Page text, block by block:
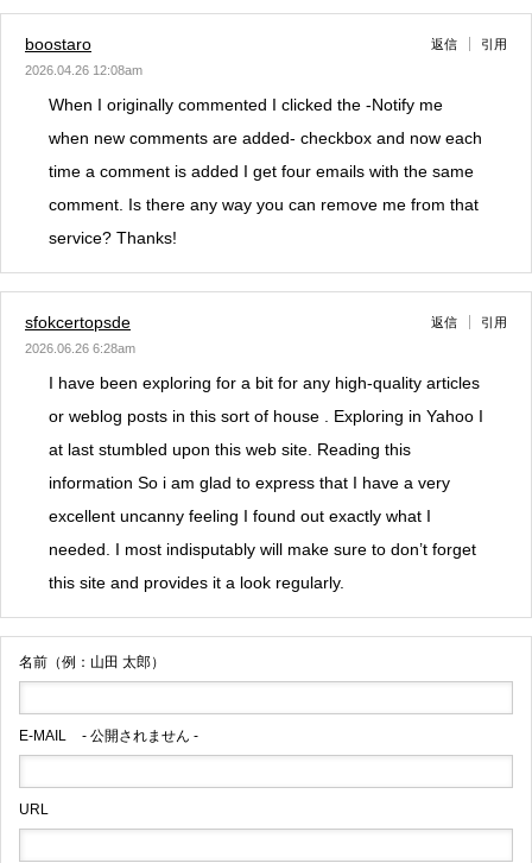
boostaro
2026.04.26 12:08am
返信 引用
When I originally commented I clicked the -Notify me
when new comments are added- checkbox and now each
time a comment is added I get four emails with the same
comment. Is there any way you can remove me from that
service? Thanks!
sfokcertopsde
2026.06.26 6:28am
返信 引用
I have been exploring for a bit for any high-quality articles
or weblog posts in this sort of house . Exploring in Yahoo I
at last stumbled upon this web site. Reading this
information So i am glad to express that I have a very
excellent uncanny feeling I found out exactly what I
needed. I most indisputably will make sure to don’t forget
this site and provides it a look regularly.
名前（例：山田 太郎）
E-MAIL - 公開されません -
URL